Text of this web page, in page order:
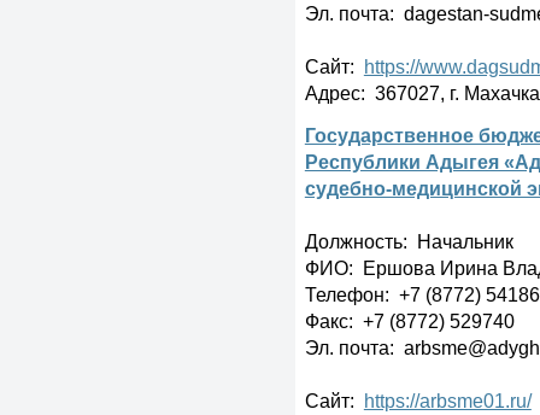
Эл. почта: dagestan-
Сайт: https://
Адрес: 367027, г.
Государственное
Республики Адыгея
судебно-медицинской
Должность: Начальник
ФИО: Ершова Ирина
Телефон: +7 (8772)
Факс: +7 (8772) 529740
Эл. почта:
Сайт:
https://arbsme01.ru/